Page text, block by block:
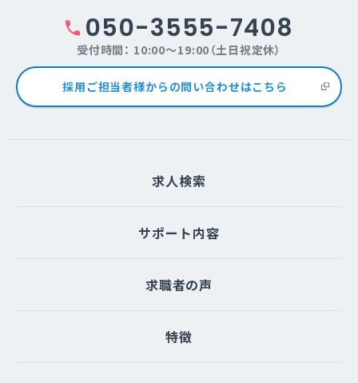
050-3555-7408
受付時間： 10:00～19:00（土日祝定休）
採用ご担当者様からの問い合わせはこちら
求人検索
サポート内容
求職者の声
特徴